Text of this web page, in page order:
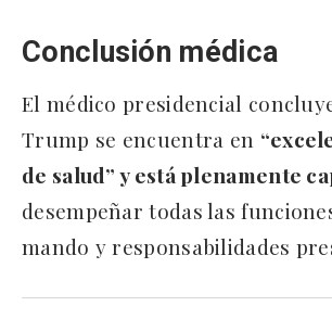
Conclusión médica
El médico presidencial
Trump se encuentra en
de salud” y está plenamente
desempeñar todas las
mando y responsabilidades